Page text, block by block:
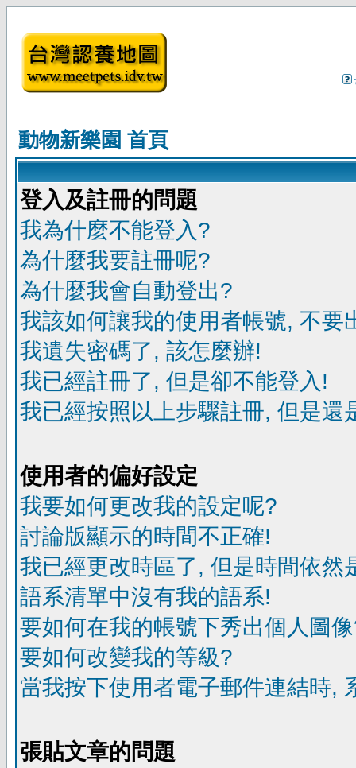
動物新樂園 首頁
登入及註冊的問題
我為什麼不能登入?
為什麼我要註冊呢?
為什麼我會自動登出?
我該如何讓我的使用者帳號, 不要
我遺失密碼了, 該怎麼辦!
我已經註冊了, 但是卻不能登入!
我已經按照以上步驟註冊, 但是還
使用者的偏好設定
我要如何更改我的設定呢?
討論版顯示的時間不正確!
我已經更改時區了, 但是時間依然
語系清單中沒有我的語系!
要如何在我的帳號下秀出個人圖
要如何改變我的等級?
當我按下使用者電子郵件連結時,
張貼文章的問題